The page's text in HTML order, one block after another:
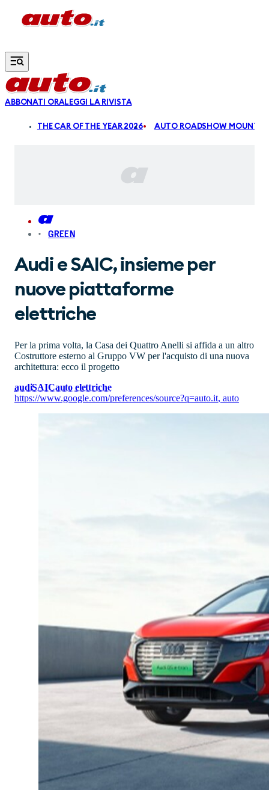
Vai al contenuto principale
ABBONATI ORALEGGI LA RIVISTA
THE CAR OF THE YEAR 2026 AUTO ROADSHOW
GREEN
Audi e SAIC, insieme per
nuove piattaforme
elettriche
Per la prima volta, la Casa dei Quattro Anelli si affida a un altro
Costruttore esterno al Gruppo VW per l'acquisto di una nuova
architettura: ecco il progetto
audiSAICauto elettriche
https://www.google.com/preferences/source?q=auto.it, auto